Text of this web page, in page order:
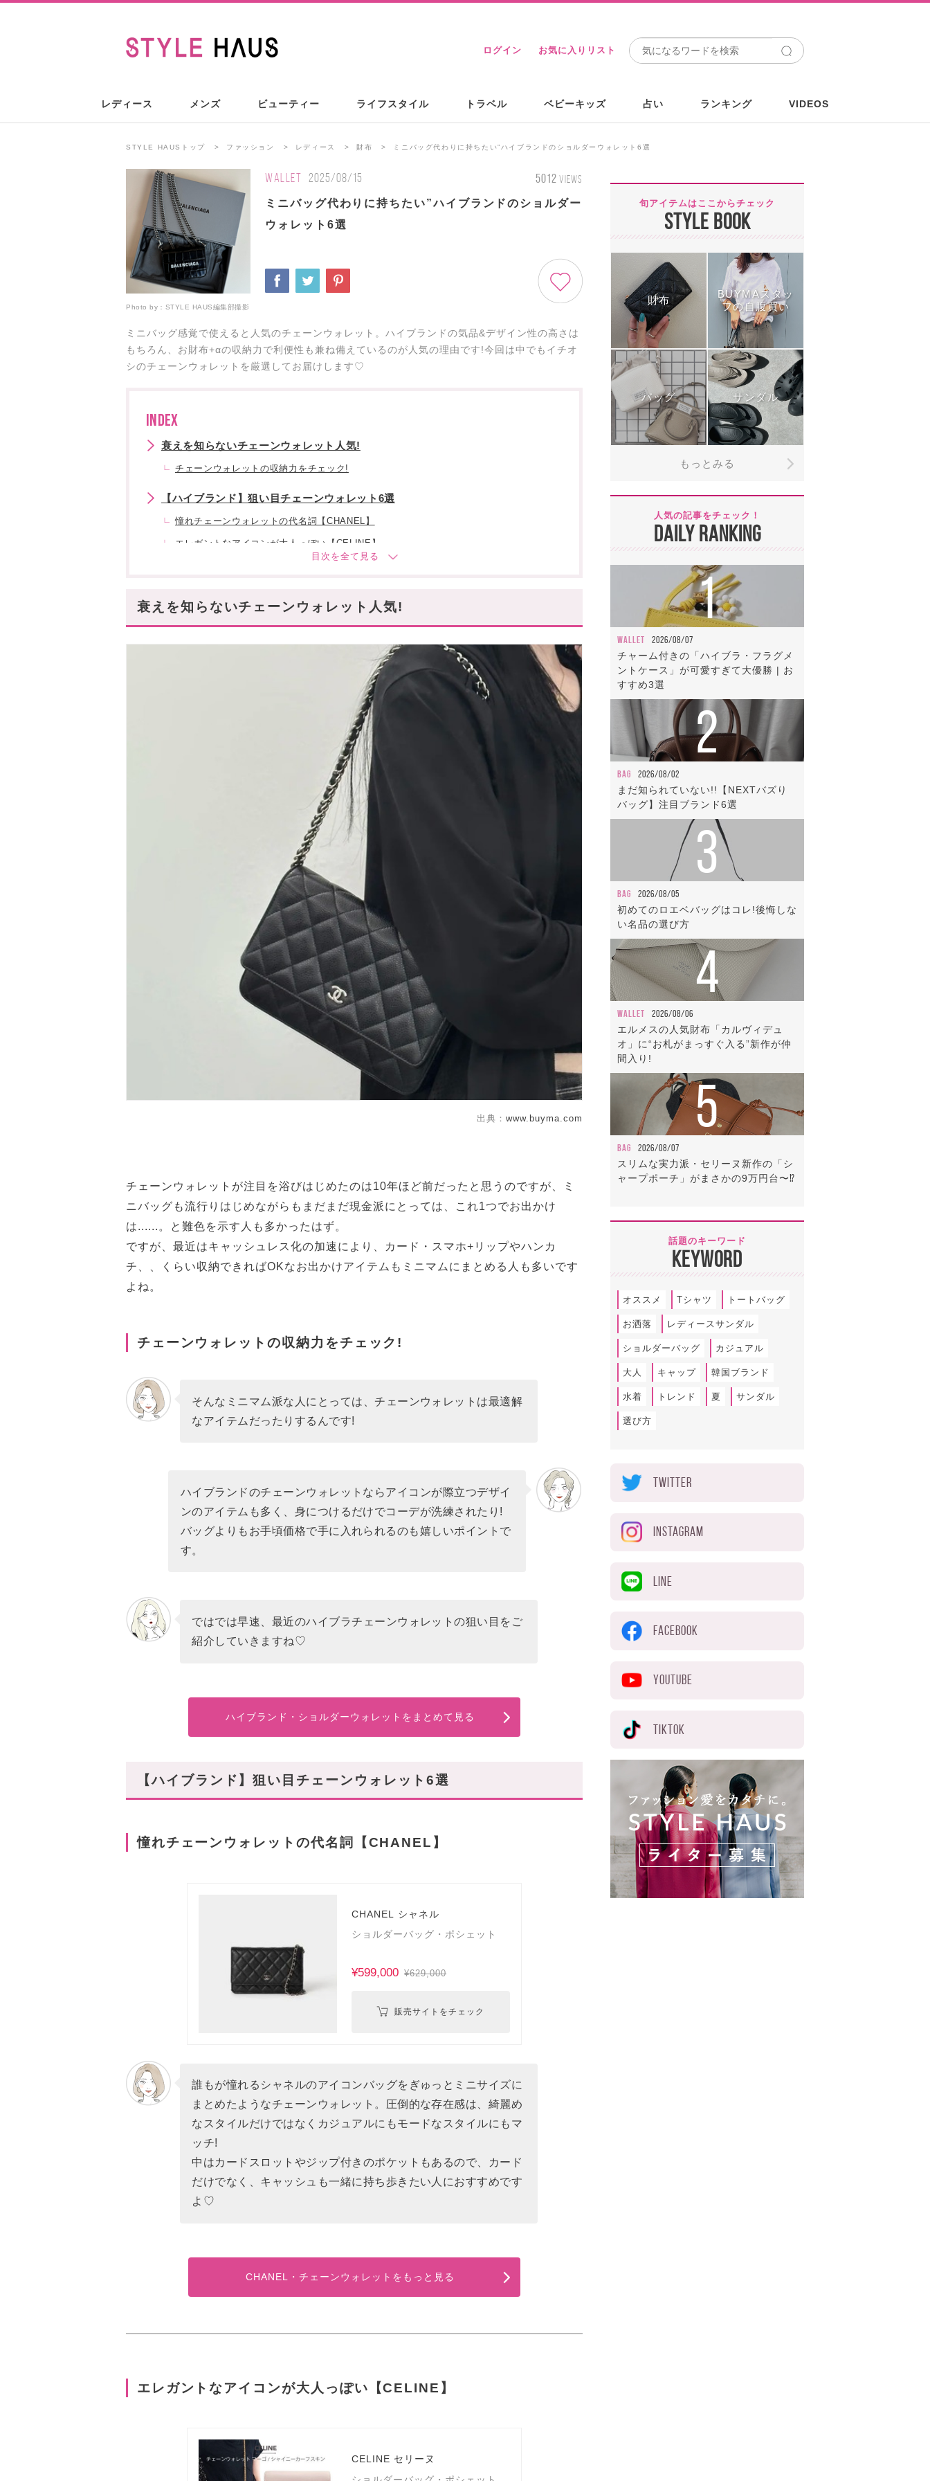
ログイン お気に入りリスト
レディース メンズ ビューティー ライフスタイル トラベル ベビーキッズ 占い ランキング VIDEOS
STYLE HAUSトップ ファッション レディース 財布 ミニバッグ代わりに持ちたい”ハイブランドのショルダーウォレット6選
WALLET 2025/08/15 5012 VIEWS
ミニバッグ代わりに持ちたい”ハイブランドのショルダー
ウォレット6選
Photo by： STYLE HAUS編集部撮影
ミニバッグ感覚で使えると人気のチェーンウォレット。ハイブランドの気品&デザイン性の高さは
もちろん、お財布+αの収納力で利便性も兼ね備えているのが人気の理由です!今回は中でもイチオ
シのチェーンウォレットを厳選してお届けします♡
INDEX
衰えを知らないチェーンウォレット人気!
チェーンウォレットの収納力をチェック!
【ハイブランド】狙い目チェーンウォレット6選
憧れチェーンウォレットの代名詞【CHANEL】
エレガントなアイコンが大人っぽい【CELINE】
ラグジュアリー感を纏える【Saint Laurent】
スタハ編集部の「推しチェーンウォレット」レビュー動画も✓
気軽に使える!ハイブランドのチェーンウォレット
衰えを知らないチェーンウォレット人気!
出典： www.buyma.com
チェーンウォレットが注目を浴びはじめたのは10年ほど前だったと思うのですが、ミ
ニバッグも流行りはじめながらもまだまだ現金派にとっては、これ1つでお出かけ
は......。と難色を示す人も多かったはず。
ですが、最近はキャッシュレス化の加速により、カード・スマホ+リップやハンカ
チ、、くらい収納できればOKなお出かけアイテムもミニマムにまとめる人も多いです
よね。
チェーンウォレットの収納力をチェック!
そんなミニマム派な人にとっては、チェーンウォレットは最適解
なアイテムだったりするんです!
ハイブランドのチェーンウォレットならアイコンが際立つデザイ
ンのアイテムも多く、身につけるだけでコーデが洗練されたり!
バッグよりもお手頃価格で手に入れられるのも嬉しいポイントで
す。
ではでは早速、最近のハイブラチェーンウォレットの狙い目をご
紹介していきますね♡
ハイブランド・ショルダーウォレットをまとめて見る
【ハイブランド】狙い目チェーンウォレット6選
憧れチェーンウォレットの代名詞【CHANEL】
CHANEL シャネル
ショルダーバッグ・ポシェット
¥599,000 ¥629,000
販売サイトをチェック
誰もが憧れるシャネルのアイコンバッグをぎゅっとミニサイズに
まとめたようなチェーンウォレット。圧倒的な存在感は、綺麗め
なスタイルだけではなくカジュアルにもモードなスタイルにもマ
ッチ!
中はカードスロットやジップ付きのポケットもあるので、カード
だけでなく、キャッシュも一緒に持ち歩きたい人におすすめです
よ♡
CHANEL・チェーンウォレットをもっと見る
エレガントなアイコンが大人っぽい【CELINE】
CELINE セリーヌ
旬アイテムはここからチェック
STYLE BOOK
財布
BUYMAスタッ
フの自腹買い
バッグ サンダル
もっとみる
人気の記事をチェック！
DAILY RANKING
1
WALLET 2026/08/07
チャーム付きの「ハイブラ・フラグメ
ントケース」が可愛すぎて大優勝 | お
すすめ3選
2
BAG 2026/08/02
まだ知られていない!!【NEXTバズり
バッグ】注目ブランド6選
3
BAG 2026/08/05
初めてのロエベバッグはコレ!後悔しな
い名品の選び方
4
WALLET 2026/08/06
エルメスの人気財布「カルヴィデュ
オ」に“お札がまっすぐ入る”新作が仲
間入り!
5
BAG 2026/08/07
スリムな実力派・セリーヌ新作の「シ
ャープポーチ」がまさかの9万円台〜⁉
話題のキーワード
KEYWORD
オススメ Tシャツ トートバッグ
お洒落 レディースサンダル
ショルダーバッグ カジュアル
大人 キャップ 韓国ブランド
水着 トレンド 夏 サンダル
選び方
TWITTER
INSTAGRAM
LINE
FACEBOOK
YOUTUBE
TIKTOK